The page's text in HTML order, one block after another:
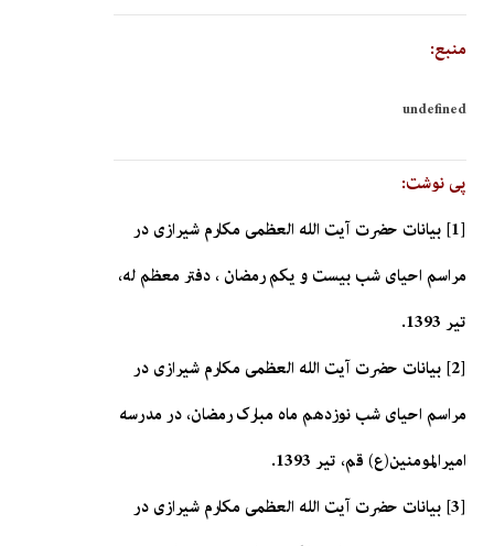
منبع:
undefined
پی نوشت:
[1] بیانات حضرت آیت الله العظمی مکارم شیرازی در
مراسم احیای شب بیست و یکم رمضان ، دفتر معظم له،
تیر 1393.
[2] بیانات حضرت آیت الله العظمی مکارم شیرازی در
مراسم احیای شب نوزدهم ماه مبارک رمضان، در مدرسه
امیرالمومنین(ع) قم، تیر 1393.
[3] بیانات حضرت آیت الله العظمی مکارم شیرازی در